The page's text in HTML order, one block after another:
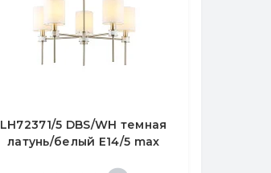
LH72371/5 DBS/WH темная
латунь/белый E14/5 max